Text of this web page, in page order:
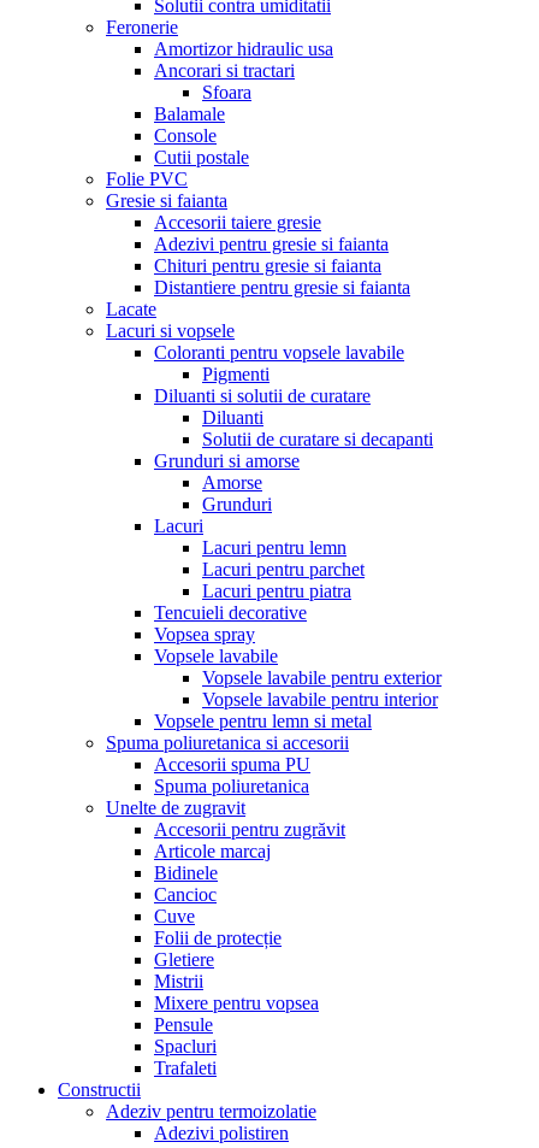
Solutii contra umiditatii
Feronerie
Amortizor hidraulic usa
Ancorari si tractari
Sfoara
Balamale
Console
Cutii postale
Folie PVC
Gresie si faianta
Accesorii taiere gresie
Adezivi pentru gresie si faianta
Chituri pentru gresie si faianta
Distantiere pentru gresie si faianta
Lacate
Lacuri si vopsele
Coloranti pentru vopsele lavabile
Pigmenti
Diluanti si solutii de curatare
Diluanti
Solutii de curatare si decapanti
Grunduri si amorse
Amorse
Grunduri
Lacuri
Lacuri pentru lemn
Lacuri pentru parchet
Lacuri pentru piatra
Tencuieli decorative
Vopsea spray
Vopsele lavabile
Vopsele lavabile pentru exterior
Vopsele lavabile pentru interior
Vopsele pentru lemn si metal
Spuma poliuretanica si accesorii
Accesorii spuma PU
Spuma poliuretanica
Unelte de zugravit
Accesorii pentru zugrăvit
Articole marcaj
Bidinele
Cancioc
Cuve
Folii de protecție
Gletiere
Mistrii
Mixere pentru vopsea
Pensule
Spacluri
Trafaleti
Constructii
Adeziv pentru termoizolatie
Adezivi polistiren